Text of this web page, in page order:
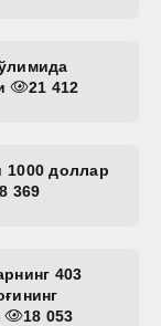
21 412
доллар
369
403
18 053